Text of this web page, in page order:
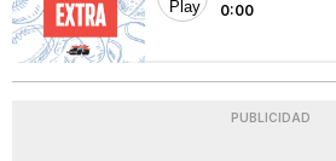
0:00
PUBLICIDAD